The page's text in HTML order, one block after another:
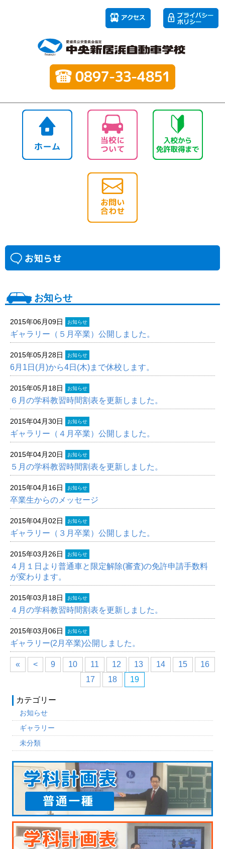
お知らせ
2015年06月09日 お知らせ
ギャラリー（５月卒業）公開しました。
2015年05月28日 お知らせ
6月1日(月)から4日(木)まで休校します。
2015年05月18日 お知らせ
６月の学科教習時間割表を更新しました。
2015年04月30日 お知らせ
ギャラリー（４月卒業）公開しました。
2015年04月20日 お知らせ
５月の学科教習時間割表を更新しました。
2015年04月16日 お知らせ
卒業生からのメッセージ
2015年04月02日 お知らせ
ギャラリー（３月卒業）公開しました。
2015年03月26日 お知らせ
４月１日より普通車と限定解除(審査)の免許申請手数料
が変わります。
2015年03月18日 お知らせ
４月の学科教習時間割表を更新しました。
2015年03月06日 お知らせ
ギャラリー(2月卒業)公開しました。
« < 9 10 11 12 13 14 15
16
17
18 19
カテゴリー
お知らせ
ギャラリー
未分類